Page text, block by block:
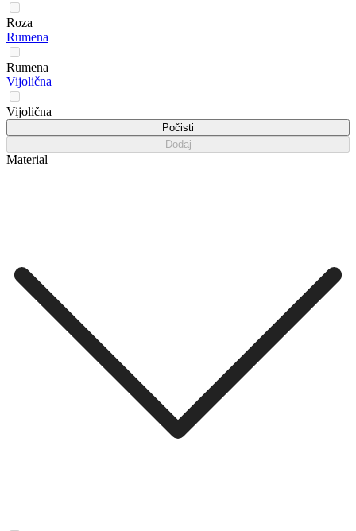
Roza
Rumena
Rumena
Vijolična
Vijolična
Počisti
Dodaj
Material